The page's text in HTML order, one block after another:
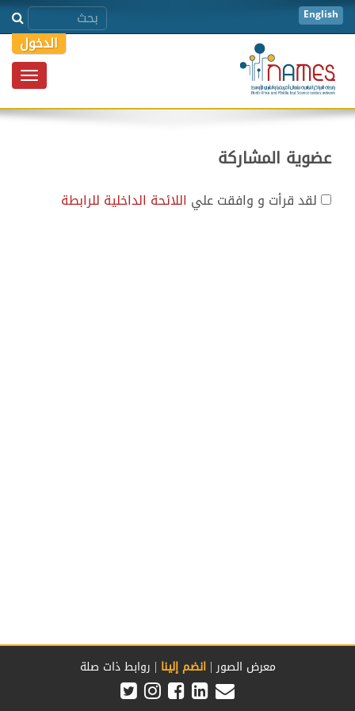
English
Toggle
الدخول
عضوية المشاركة
لقد قرأت و وافقت علياللائحة الداخلية للرابطة
معرض الصور| انضم إلينا| روابط ذات صلة